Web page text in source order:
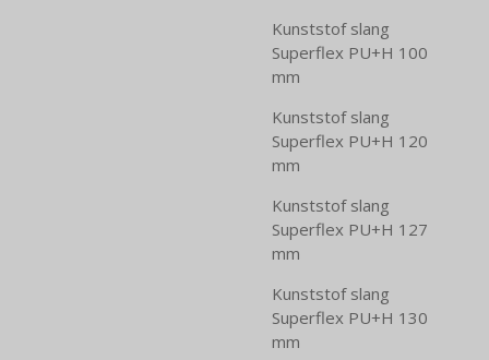
Kunststof slang
Superflex PU+H 100
mm
Kunststof slang
Superflex PU+H 120
mm
Kunststof slang
Superflex PU+H 127
mm
Kunststof slang
Superflex PU+H 130
mm